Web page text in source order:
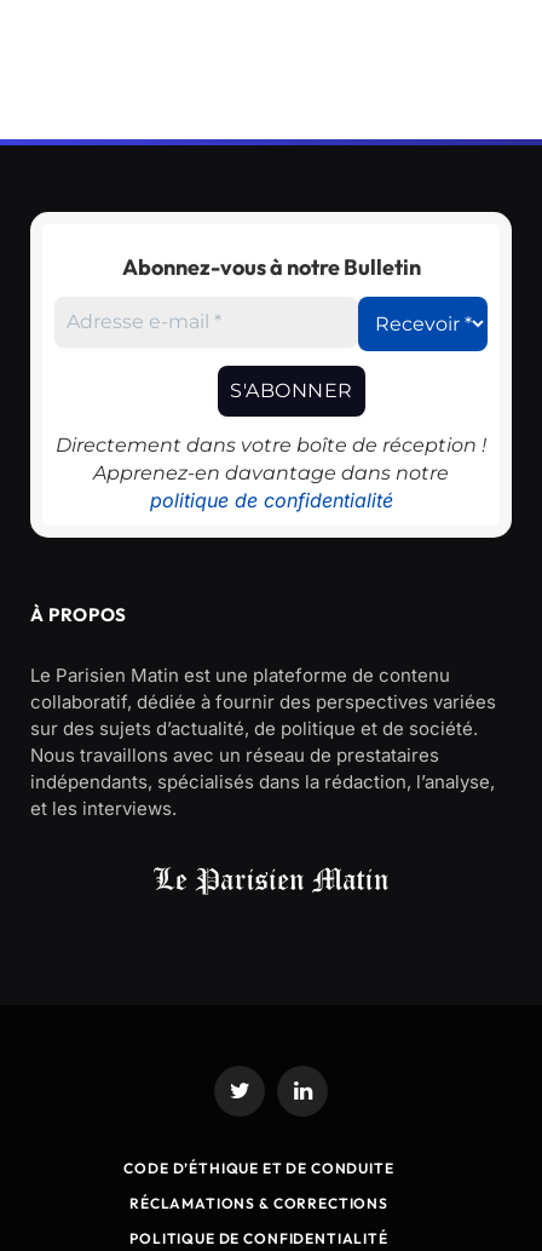
Abonnez-vous à notre Bulletin
Directement dans votre boîte de réception !
Apprenez-en davantage dans notre
politique de confidentialité
À PROPOS
Le Parisien Matin est une plateforme de contenu
collaboratif, dédiée à fournir des perspectives variées
sur des sujets d’actualité, de politique et de société.
Nous travaillons avec un réseau de prestataires
indépendants, spécialisés dans la rédaction, l’analyse,
et les interviews.
Twitter LinkedIn
CODE D’ÉTHIQUE ET DE CONDUITE
RÉCLAMATIONS & CORRECTIONS
POLITIQUE DE CONFIDENTIALITÉ